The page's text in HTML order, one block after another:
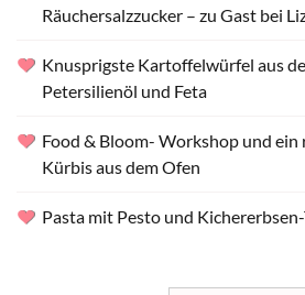
Räuchersalzzucker – zu Gast bei
Knusprigste Kartoffelwürfel aus
Petersilienöl und Feta
Food & Bloom- Workshop und
Kürbis aus dem Ofen
Pasta mit Pesto und